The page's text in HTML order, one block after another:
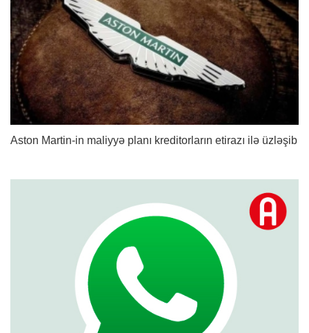
Aston Martin-in maliyyə planı kreditorların etirazı ilə üzləşib